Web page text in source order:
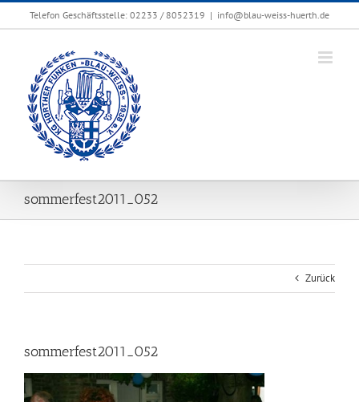
Zum
Telefon Geschäftsstelle: 02233 / 8052319 | info@blau-weiss-huerth.de
sommerfest2011_052
Zurück
sommerfest2011_052